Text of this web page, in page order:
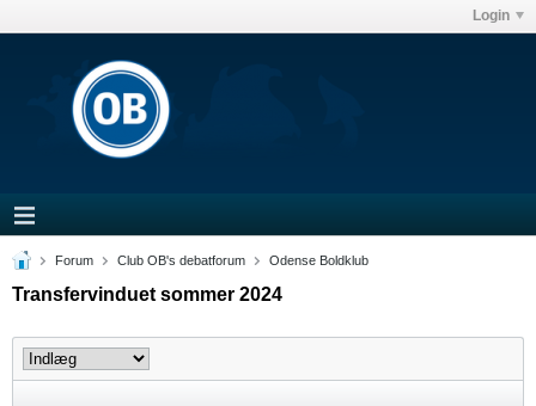
Login
Forum Club OB's debatforum Odense Boldklub
Transfervinduet sommer 2024